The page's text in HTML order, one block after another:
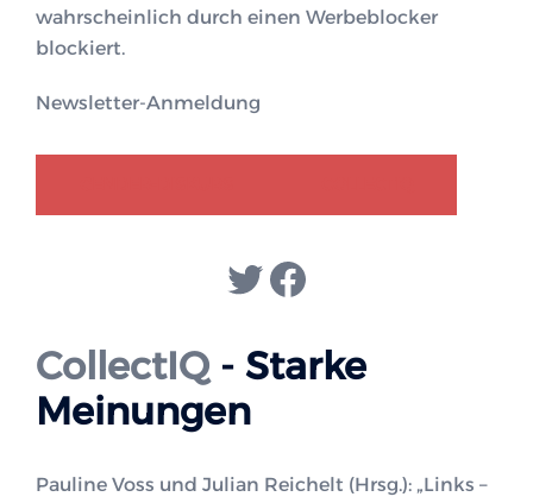
wahrscheinlich durch einen Werbeblocker
blockiert.
Newsletter-Anmeldung
Twitter
Facebook
CollectIQ- Starke
Meinungen
Pauline Voss und Julian Reichelt (Hrsg.): „Links –